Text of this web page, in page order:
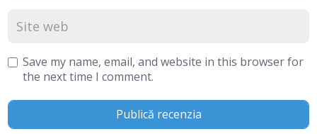
Save my name, email, and website in this browser for
the next time I comment.